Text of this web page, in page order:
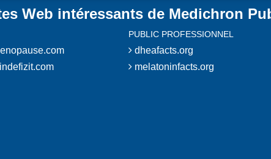
Web intéressants de Medichron
PUBLIC PROFESSIONNEL
dheafacts.org
melatoninfacts.org